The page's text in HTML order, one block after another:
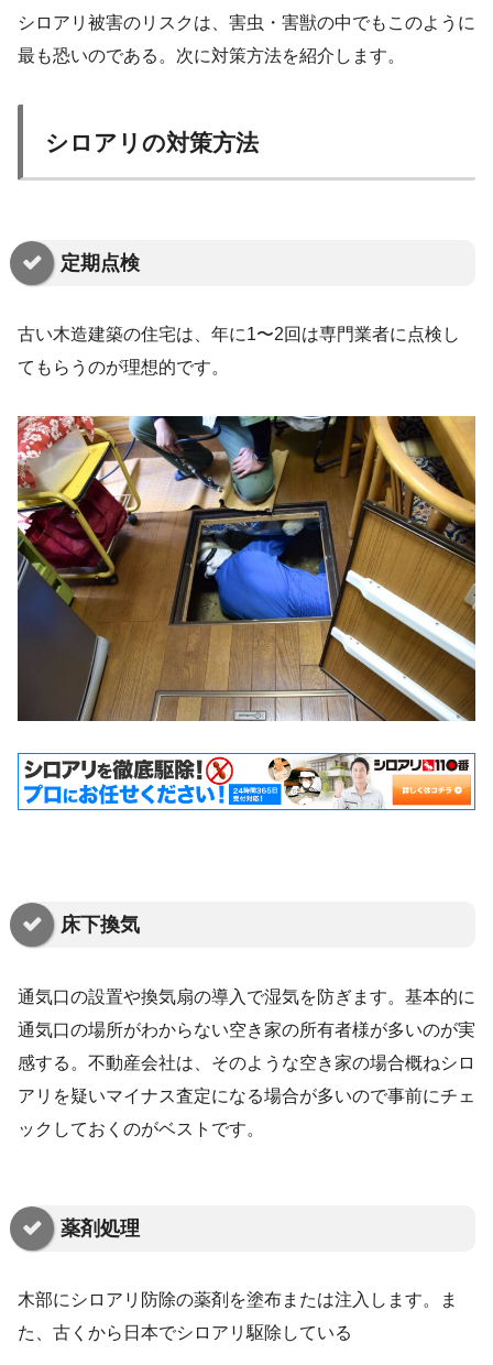
シロアリ被害のリスクは、害虫・害獣の中でもこのように
最も恐いのである。次に対策方法を紹介します。
シロアリの対策方法
定期点検
古い木造建築の住宅は、年に1〜2回は専門業者に点検し
てもらうのが理想的です。
床下換気
通気口の設置や換気扇の導入で湿気を防ぎます。基本的に
通気口の場所がわからない空き家の所有者様が多いのが実
感する。不動産会社は、そのような空き家の場合概ねシロ
アリを疑いマイナス査定になる場合が多いので事前にチェ
ックしておくのがベストです。
薬剤処理
木部にシロアリ防除の薬剤を塗布または注入します。ま
た、古くから日本でシロアリ駆除している